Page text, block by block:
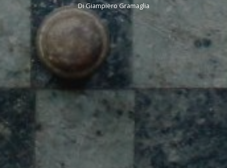
DiGiampiero Gramaglia